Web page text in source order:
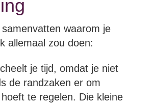
waarom je
allemaal zou doen:
je tijd, omdat je niet
de randzaken er om
te regelen. Die kleine